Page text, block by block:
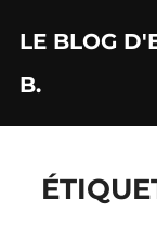
contenu
LE BLOG
B.